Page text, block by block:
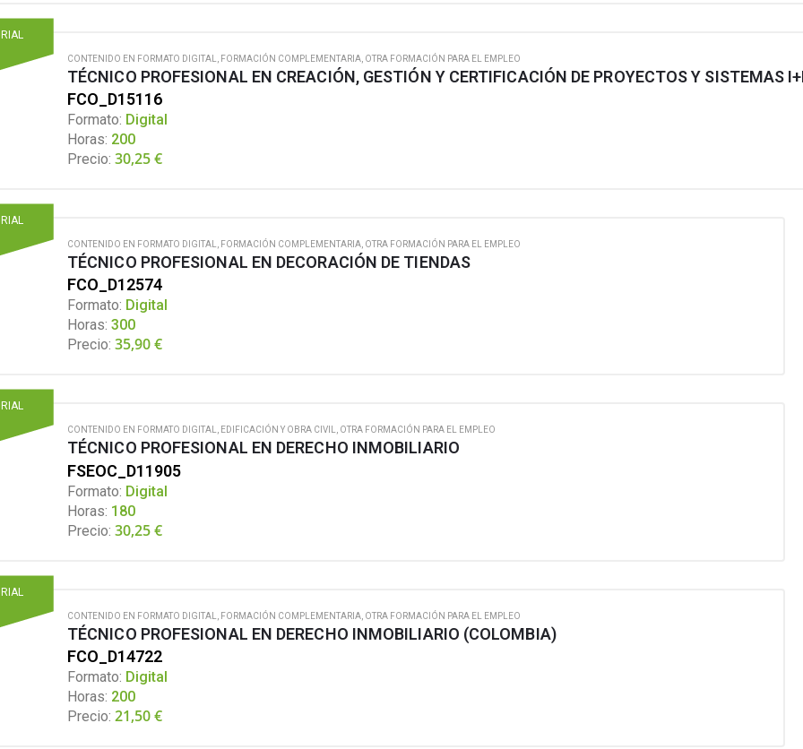
CONTENIDO EN FORMATO DIGITAL FORMACIÓN COMPLEMENTARIA OTRA FORMACIÓN PARA EL EMPLEO
FCO_D15116
Formato: Digital
Horas: 200
Precio: 30,25€
CONTENIDO EN FORMATO DIGITAL FORMACIÓN COMPLEMENTARIA OTRA FORMACIÓN PARA EL EMPLEO
TÉCNICO PROFESIONAL EN DECORACIÓN DE TIENDAS
FCO_D12574
Formato: Digital
Horas: 300
Precio: 35,90€
CONTENIDO EN FORMATO DIGITAL, EDIFICACIÓN Y OBRA CIVIL, OTRA FORMACIÓN PARA EL EMPLEO
TÉCNICO PROFESIONAL EN DERECHO INMOBILIARIO
FSEOC_D11905
Formato: Digital
Horas: 180
Precio: 30,25€
CONTENIDO EN FORMATO DIGITAL FORMACIÓN COMPLEMENTARIA OTRA FORMACIÓN PARA EL EMPLEO
TÉCNICO PROFESIONAL EN DERECHO INMOBILIARIO (COLOMBIA)
FCO_D14722
Formato: Digital
Horas: 200
Precio: 21,50€